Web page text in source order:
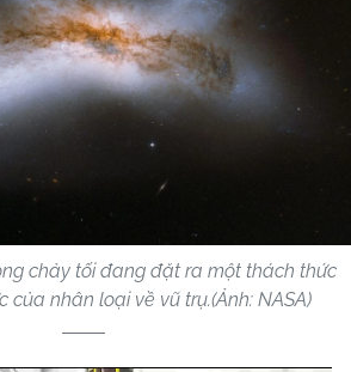
chảy tối đang đặt ra một thách thức
của nhân loại về vũ trụ.(Ảnh: NASA)